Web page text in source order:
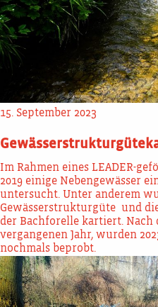
15. September 2023
Im Rahmen eines LEADER-
2019 einige Nebengewässer
untersucht. Unter anderem
Gewässerstrukturgüte und
der Bachforelle kartiert. Nach
vergangenen Jahr, wurden
nochmals beprobt.